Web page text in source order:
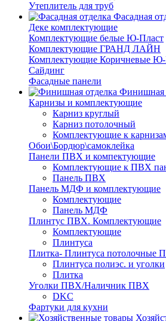
Утеплитель для труб
Фасадная
Деке комплектующие
Комплектующие белые Ю-Пласт
Комплектующие ГРАНД ЛАЙН
Комплектующие Коричневые Ю-
Сайдинг
Фасадные панели
Финишная
Карнизы и комплектующие
Карниз круглый
Карниз потолочный
Комплектующие к
Обои\Бордюр\самоклейка
Панели ПВХ и компектующие
Комплектующие к ПВХ
Панель ПВХ
Панель МДФ и комплектующие
Комплектующие
Панель МДФ
Плинтус ПВХ. Комплектующие
Комплектующие
Плинтуса
Плитка- Плинтуса потолочные
Плинтуса полиэс. и уголки
Плитка
Уголки ПВХ/Наличник ПВХ
DKC
Фартуки для кухни